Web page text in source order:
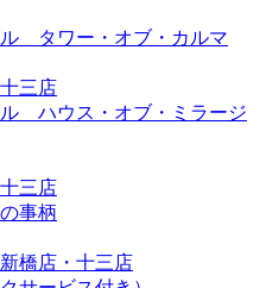
三店
三店
橋店・十三店